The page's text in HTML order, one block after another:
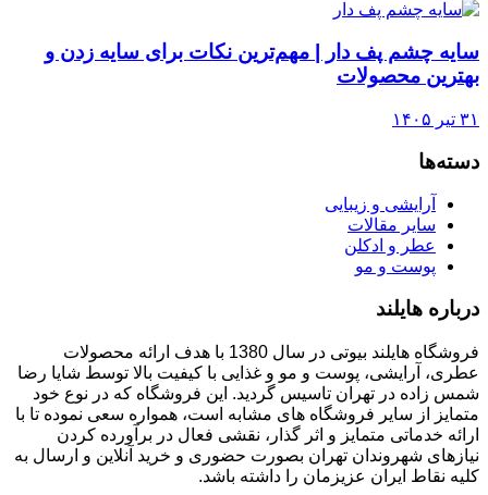
سایه چشم پف دار | مهم‌ترین نکات برای سایه زدن و
بهترین محصولات
۳۱ تیر ۱۴۰۵
دسته‌ها
آرایشی و زیبایی
سایر مقالات
عطر و ادکلن
پوست و مو
درباره هایلند
فروشگاه هایلند بیوتی در سال 1380 با هدف ارائه محصولات
عطری، آرایشی، پوست و مو و غذایی با کیفیت بالا توسط شایا رضا
شمس زاده در تهران تاسیس گردید. این فروشگاه که در نوع خود
متمایز از سایر فروشگاه های مشابه است، همواره سعی نموده تا با
ارائه خدماتی متمایز و اثر گذار، نقشی فعال در برآورده کردن
نیازهای شهروندان تهران بصورت حضوری و خرید آنلاین و ارسال به
کلیه نقاط ایران عزیزمان را داشته باشد.